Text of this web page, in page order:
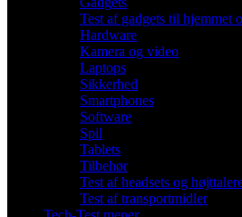
Test af gadgets til hjemmet
Hardware
Kamera og video
Laptops
Sikkerhed
Smartphones
Software
Spil
Tablets
Tilbehør
Test af headsets og
Test af transportmidler